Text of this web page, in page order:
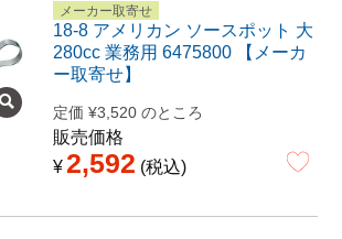
メーカー取寄せ
18-8 アメリカン ソースポット 大
280cc 業務用 6475800 【メーカ
ー取寄せ】
定価 ¥3,520 のところ
販売価格
¥2,592 税込